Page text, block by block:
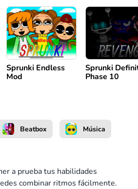
Sprunki Endless
Mod
Sprunki
Phase 10
Beatbox Música
a prueba tus habilidades
combinar ritmos fácilmente.